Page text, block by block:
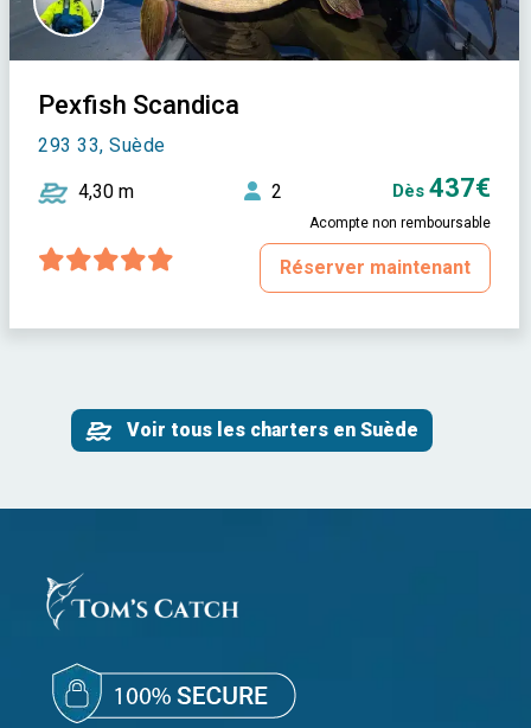
Pexfish Scandica
293 33, Suède
4,30 m 2 Dès 437€
Acompte non remboursable
Réserver maintenant
Voir tous les charters en Suède